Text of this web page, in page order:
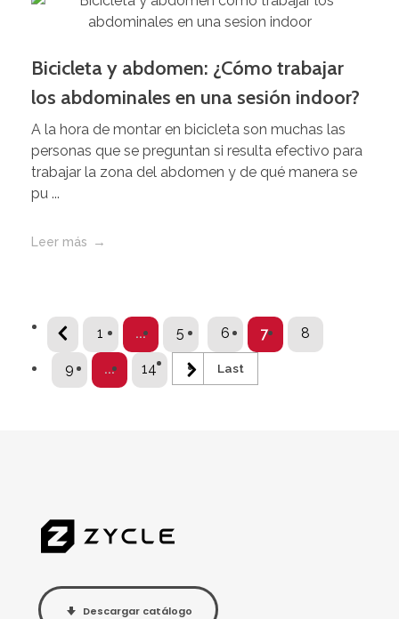
Bicicleta y abdomen: ¿Cómo trabajar
los abdominales en una sesión indoor?
A la hora de montar en bicicleta son muchas las
personas que se preguntan si resulta efectivo para
trabajar la zona del abdomen y de qué manera se
pu ...
Leer más
1 ... 5 6 7 8
9 ... 14 Last
Descargar catálogo